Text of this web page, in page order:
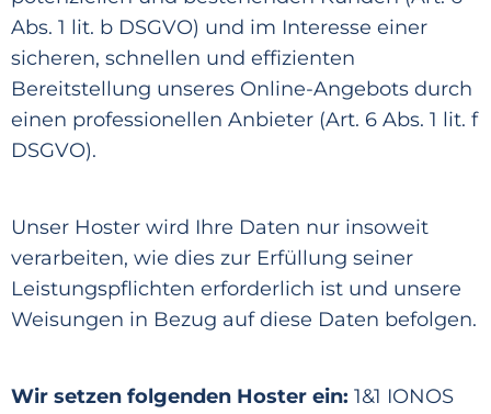
Abs. 1 lit. b DSGVO) und im Interesse einer
sicheren, schnellen und effizienten
Bereitstellung unseres Online-Angebots durch
einen professionellen Anbieter (Art. 6 Abs. 1 lit. f
DSGVO).
Unser Hoster wird Ihre Daten nur insoweit
verarbeiten, wie dies zur Erfüllung seiner
Leistungspflichten erforderlich ist und unsere
Weisungen in Bezug auf diese Daten befolgen.
Wir setzen folgenden Hoster ein: 1&1 IONOS